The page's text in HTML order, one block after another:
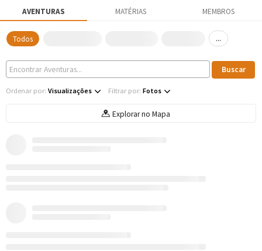
AVENTURAS MATÉRIAS MEMBROS
Todos ...
Ordenar por: Visualizações Filtrar por: Fotos
Explorar no Mapa